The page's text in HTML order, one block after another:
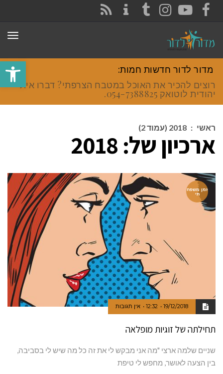
פתח
FACEBOOK
YOUTUBE
INSTAGRAM
TUMBLR
מדור לדור חדשות חמות:
רוצים להכיר את האוכל במטבח הצרפתי? דברו איתי
יהודית לוטואק 054-7388825.
ראשי : 2018 (עמוד 2)
ארכיון של: 2018
זמן משפח
תי
19/12/2018
12:32 אין תגובות
תחילתה של זוגיות מופלאה
שניים שלמה ארצי "מה אני מבקש לי את זה כל מה שיש לי בסביבה,
בין הצעה לאושר, מחפש לי טיפת